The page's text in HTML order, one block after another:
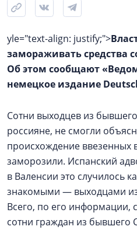
yle="text-align: justify;">
замораживать средства
Об этом сообщают
немецкое издание
Сотни выходцев из
россияне, не смогли
происхождение ввезенных
заморозили. Испанский
в Валенсии это случилось
знакомыми — выходцами
Всего, по его информации,
сотни граждан из бывшего